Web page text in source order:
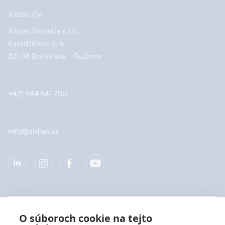
O súboroch cookie na tejto
Aidian Oy
Aidian Slovakia s.r.o.
Karadžičova 8/A
821 08 Bratislava - Ružinov
+421 944 541 700
info@aidian.sk